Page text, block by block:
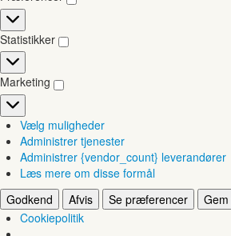
Præferencer
Statistikker
Statistikker
Marketing
Marketing
Vælg muligheder
Administrer tjenester
Administrer {vendor_count} leverandører
Læs mere om disse formål
Godkend
Afvis Se præferencer
Cookiepolitik